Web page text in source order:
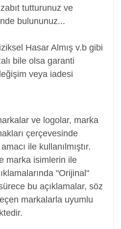
tutturunuz ve
bulununuz...
Hasar Almış v.b gibi
bile olsa garanti
veya iadesi
ve logolar, marka
çerçevesinde
ile kullanılmıştır.
marka isimlerin ile
"Orijinal"
bu açıklamalar, söz
markalarla uyumlu